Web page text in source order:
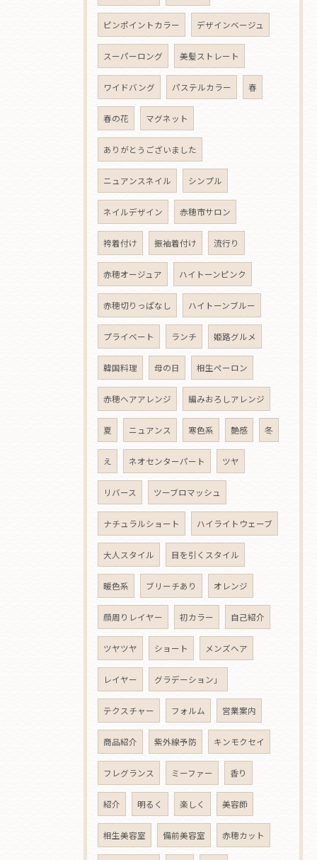
ピンポイントカラー デザインベージュ
スーパーロング 美髪ストレート
ワイドバング パステルカラー 春
春の花 マグネット
ありがとうございました
ニュアンスネイル シンプル
ネイルデザイン 赤穂市サロン
袴着付け 振袖着付け 流行り
赤穂オージュア ハイトーンピンク
赤穂切りっぱなし ハイトーンブルー
プライベート ランチ 姫路グルメ
韓国料理 母の日 相生ペーロン
赤穂ヘアアレンジ 編みおろしアレンジ
夏 ニュアンス 寒色系 艶感 冬
え ネオセンターパート ツヤ
リバース ツーブロマッシュ
ナチュラルショート ハイライトウェーブ
大人スタイル 目を引くスタイル
暖色系 ブリーチあり オレンジ
顔周りレイヤー 初カラー 自己紹介
ツヤツヤ ショート メンズヘア
レイヤー グラデーション」
テクスチャー フォルム 営業案内
商品紹介 紫外線予防 キンモクセイ
フレグランス ミーファー 香り
紹介 明るく 楽しく 美容師
相生美容室 備前美容室 赤穂カット